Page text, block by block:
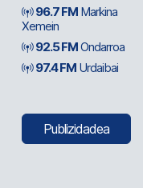
96.7 FM Markina
Xemein
92.5 FMOndarroa
97.4 FM Urdaibai
Publizidadea